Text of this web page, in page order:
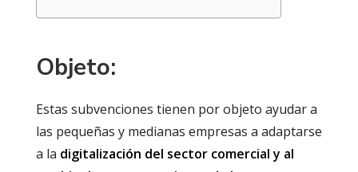
Objeto:
Estas subvenciones tienen por objeto ayudar a
las pequeñas y medianas empresas a adaptarse
a la digitalización del sector comercial y al